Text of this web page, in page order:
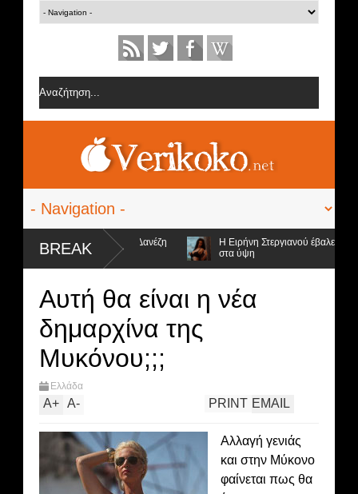
BREAK
την ομάδα της Σοφίας Δανέζη
Η Ειρήνη Στεργιανού έβαλε τα...
στα ύψη
Αυτή θα είναι η νέα
δημαρχίνα της
Μυκόνου;;;
Ελλάδα
A+ A- EMAIL
PRINT
Αλλαγή γενιάς
και στην Μύκονο
φαίνεται πως θα